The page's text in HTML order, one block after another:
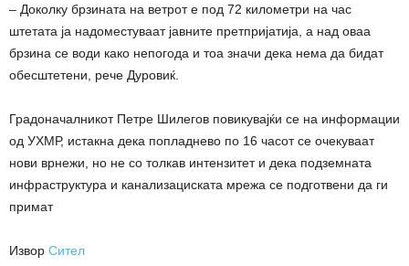
– Доколку брзината на ветрот е под 72 километри на час
штетата ја надоместуваат јавните претпријатија, а над оваа
брзина се води како непогода и тоа значи дека нема да бидат
обесштетени, рече Дуровиќ.
Градоначалникот Петре Шилегов повикувајќи се на информации
од УХМР, истакна дека попладнево по 16 часот се очекуваат
нови врнежи, но не со толкав интензитет и дека подземната
инфраструктура и канализациската мрежа се подготвени да ги
примат
Извор Сител